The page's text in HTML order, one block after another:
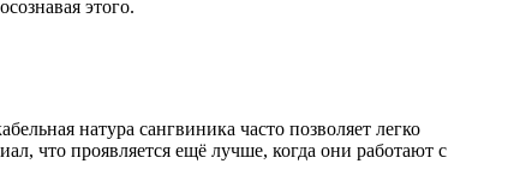
этого.
натура сангвиника часто позволяет легко
что проявляется ещё лучше, когда они работают с